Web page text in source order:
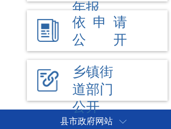
县市政府网站